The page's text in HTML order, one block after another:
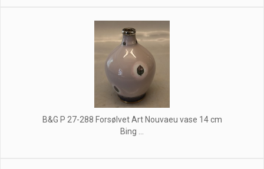
B&G P 27-288 Forsølvet Art Nouvaeu vase 14 cm
Bing ...